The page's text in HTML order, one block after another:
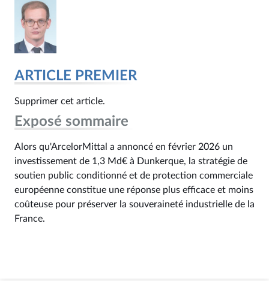
ARTICLE PREMIER
Supprimer cet article.
Exposé sommaire
Alors qu'ArcelorMittal a annoncé en février 2026 un
investissement de 1,3 Md€ à Dunkerque, la stratégie de
soutien public conditionné et de protection commerciale
européenne constitue une réponse plus efficace et moins
coûteuse pour préserver la souveraineté industrielle de la
France.